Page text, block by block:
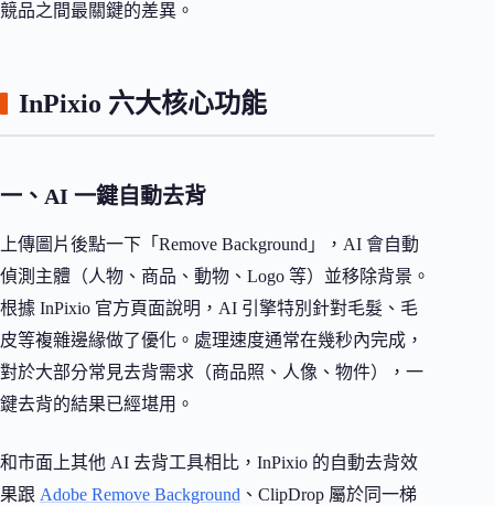
競品之間最關鍵的差異。
InPixio 六大核心功能
一、AI 一鍵自動去背
上傳圖片後點一下「Remove Background」，AI 會自動
偵測主體（人物、商品、動物、Logo 等）並移除背景。
根據 InPixio 官方頁面說明，AI 引擎特別針對毛髮、毛
皮等複雜邊緣做了優化。處理速度通常在幾秒內完成，
對於大部分常見去背需求（商品照、人像、物件），一
鍵去背的結果已經堪用。
和市面上其他 AI 去背工具相比，InPixio 的自動去背效
果跟 Adobe Remove Background 、ClipDrop 屬於同一梯